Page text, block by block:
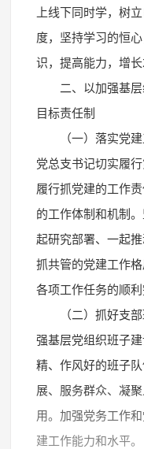
上线下同时学，树
度，坚持学习的恒
识，提高能力，增长
二、以加强基层
目标责任制
（一）落实党建
党总支书记切实履
履行抓党建的工作
的工作体制和机制
起研究部署、一起
抓共管的党建工作
各项工作任务的顺利
（二）抓好支部
强基层党组织班子
精、作风好的班子
展、服务群众、凝
用。加强党务工作
建工作能力和水平。